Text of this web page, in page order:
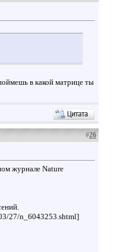
в какой матрице ты
#26
журнале Nature
27/n_6043253.shtml]